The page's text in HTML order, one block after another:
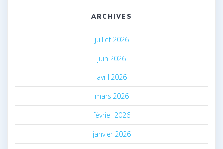
ARCHIVES
juillet 2026
juin 2026
avril 2026
mars 2026
février 2026
janvier 2026